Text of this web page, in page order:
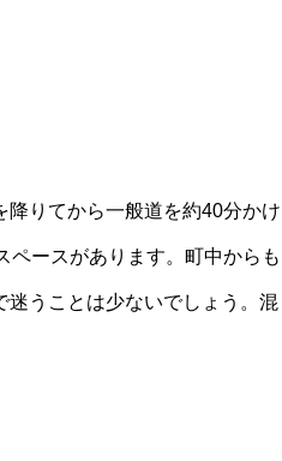
りてから一般道を約40分かけ
ペースがあります。町中からも
うことは少ないでしょう。混